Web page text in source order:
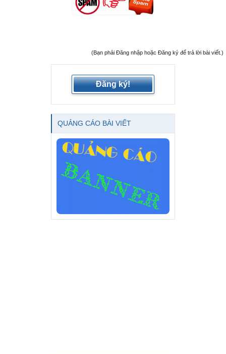
(Bạn phải Đăng nhập hoặc Đăng ký để trả lời bài viết.)
Đăng ký!
QUẢNG CÁO BÀI VIẾT